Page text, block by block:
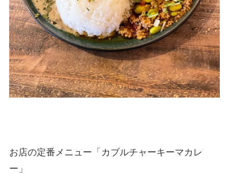
お店の定番メニュー「カブルチャーキーマカレ
ー」